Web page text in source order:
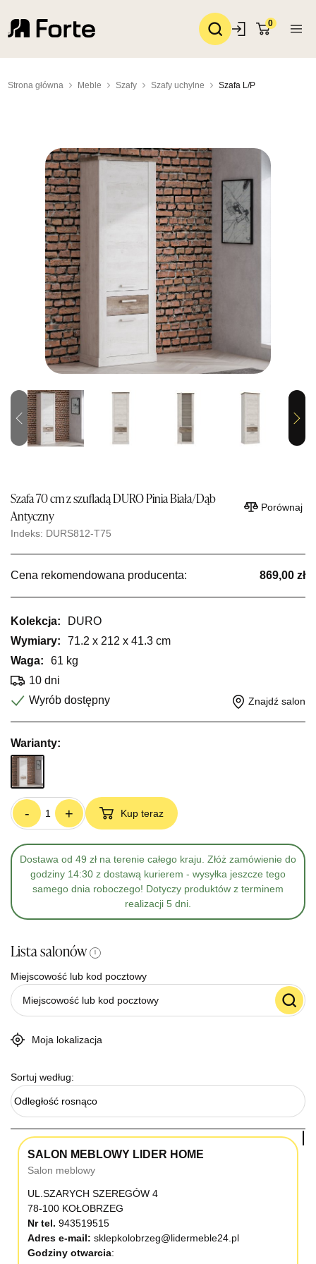
0
Strona główna Meble Szafy Szafy uchylne Szafa L/P
Previous Next
Szafa 70 cm z szufladą DURO Pinia Biała/Dąb
Antyczny
Indeks: DURS812-T75
Porównaj
Cena rekomendowana producenta: 869,00 zł
Kolekcja:
DURO
Wymiary:
71.2 x 212 x 41.3 cm
Waga:
61 kg
10 dni
Wyrób dostępny
Znajdź salon
Warianty:
- + Kup teraz
Dostawa od 49 zł na terenie całego kraju. Złóż zamówienie do
godziny 14:30 z dostawą kurierem - wysyłka jeszcze tego
samego dnia roboczego! Dotyczy produktów z terminem
realizacji 5 dni.
Lista salonów i
Miejscowość lub kod pocztowy
Moja lokalizacja
Sortuj według:
Odległość rosnąco
SALON MEBLOWY LIDER HOME
Salon meblowy
UL.SZARYCH SZEREGÓW 4
78-100 KOŁOBRZEG
Nr tel. 943519515
Adres e-mail: sklepkolobrzeg@lidermeble24.pl
Godziny otwarcia